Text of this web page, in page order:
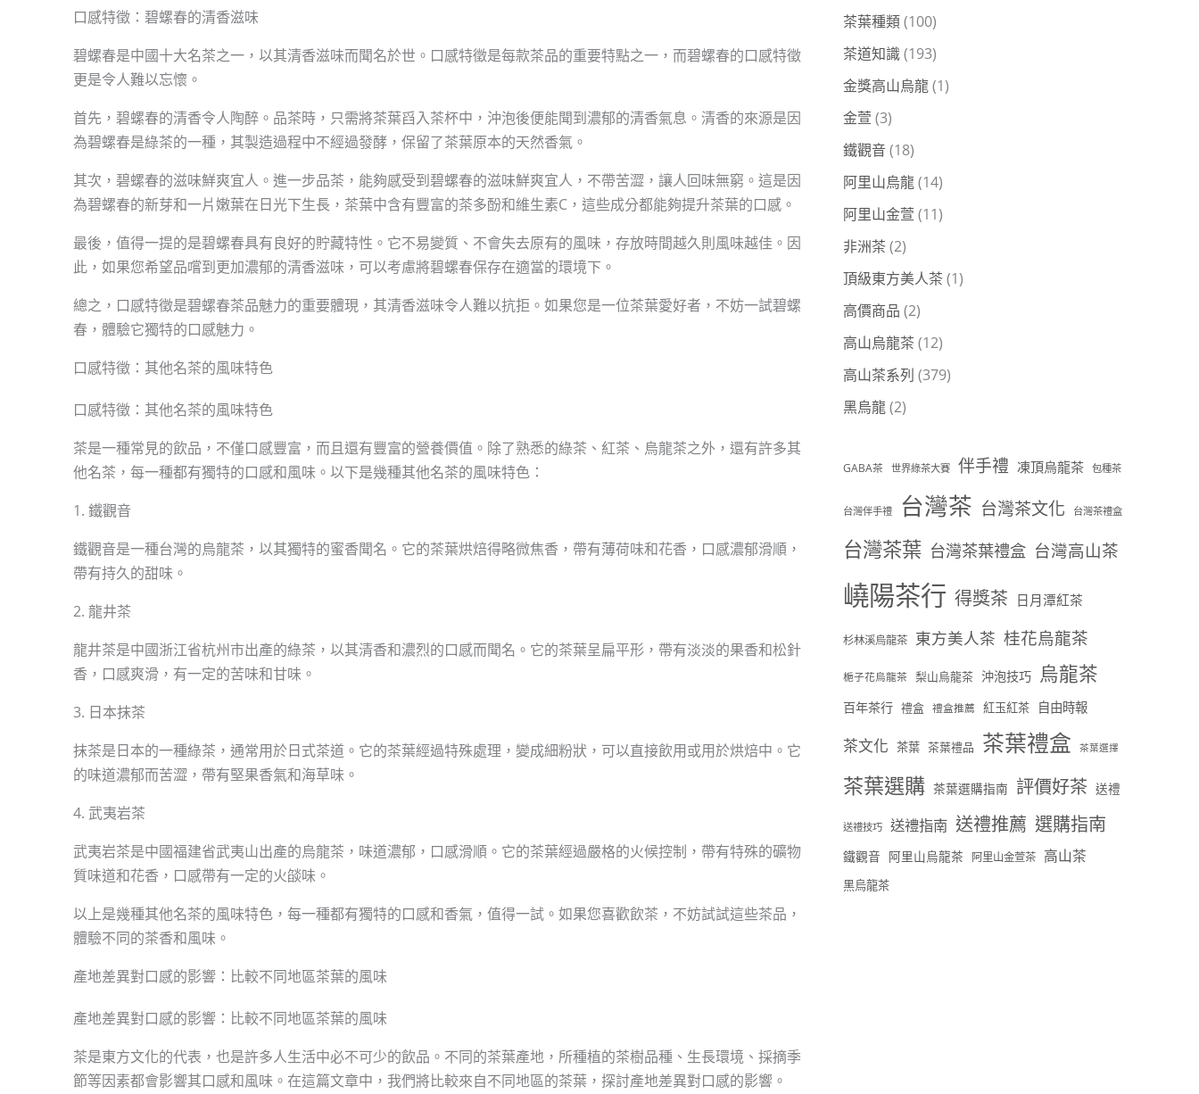
口感特徵：碧螺春的清香滋味
碧螺春是中國十大名茶之一，以其清香滋味而聞名於世。口感特徵是每款茶品的重要特點之一，而碧螺春的口感特徵
更是令人難以忘懷。
首先，碧螺春的清香令人陶醉。品茶時，只需將茶葉舀入茶杯中，沖泡後便能聞到濃郁的清香氣息。清香的來源是因
為碧螺春是綠茶的一種，其製造過程中不經過發酵，保留了茶葉原本的天然香氣。
其次，碧螺春的滋味鮮爽宜人。進一步品茶，能夠感受到碧螺春的滋味鮮爽宜人，不帶苦澀，讓人回味無窮。這是因
為碧螺春的新芽和一片嫩葉在日光下生長，茶葉中含有豐富的茶多酚和維生素C，這些成分都能夠提升茶葉的口感。
最後，值得一提的是碧螺春具有良好的貯藏特性。它不易變質、不會失去原有的風味，存放時間越久則風味越佳。因
此，如果您希望品嚐到更加濃郁的清香滋味，可以考慮將碧螺春保存在適當的環境下。
總之，口感特徵是碧螺春茶品魅力的重要體現，其清香滋味令人難以抗拒。如果您是一位茶葉愛好者，不妨一試碧螺
春，體驗它獨特的口感魅力。
口感特徵：其他名茶的風味特色
口感特徵：其他名茶的風味特色
茶是一種常見的飲品，不僅口感豐富，而且還有豐富的營養價值。除了熟悉的綠茶、紅茶、烏龍茶之外，還有許多其
他名茶，每一種都有獨特的口感和風味。以下是幾種其他名茶的風味特色：
1. 鐵觀音
鐵觀音是一種台灣的烏龍茶，以其獨特的蜜香聞名。它的茶葉烘焙得略微焦香，帶有薄荷味和花香，口感濃郁滑順，
帶有持久的甜味。
2. 龍井茶
龍井茶是中國浙江省杭州市出產的綠茶，以其清香和濃烈的口感而聞名。它的茶葉呈扁平形，帶有淡淡的果香和松針
香，口感爽滑，有一定的苦味和甘味。
3. 日本抹茶
抹茶是日本的一種綠茶，通常用於日式茶道。它的茶葉經過特殊處理，變成細粉狀，可以直接飲用或用於烘焙中。它
的味道濃郁而苦澀，帶有堅果香氣和海草味。
4. 武夷岩茶
武夷岩茶是中國福建省武夷山出產的烏龍茶，味道濃郁，口感滑順。它的茶葉經過嚴格的火候控制，帶有特殊的礦物
質味道和花香，口感帶有一定的火燄味。
以上是幾種其他名茶的風味特色，每一種都有獨特的口感和香氣，值得一試。如果您喜歡飲茶，不妨試試這些茶品，
體驗不同的茶香和風味。
產地差異對口感的影響：比較不同地區茶葉的風味
產地差異對口感的影響：比較不同地區茶葉的風味
茶是東方文化的代表，也是許多人生活中必不可少的飲品。不同的茶葉產地，所種植的茶樹品種、生長環境、採摘季
節等因素都會影響其口感和風味。在這篇文章中，我們將比較來自不同地區的茶葉，探討產地差異對口感的影響。
茶葉種類(100)
茶道知識(193)
金獎高山烏龍(1)
金萱 (3)
鐵觀音 (18)
阿里山烏龍(14)
阿里山金萱 (11)
非洲茶 (2)
頂級東方美人茶 (1)
高價商品 (2)
高山烏龍茶 (12)
高山茶系列 (379)
黑烏龍(2)
GABA茶 世界綠茶大賽 伴手禮 凍頂烏龍茶 包種茶
台灣伴手禮 台灣茶 台灣茶文化 台灣茶禮盒
台灣茶葉 台灣茶葉禮盒 台灣高山茶
嶢陽茶行 得獎茶 日月潭紅茶
杉林溪烏龍茶 東方美人茶 桂花烏龍茶
梔子花烏龍茶 梨山烏龍茶 沖泡技巧 烏龍茶
百年茶行 禮盒 禮盒推薦 紅玉紅茶 自由時報
茶文化 茶葉 茶葉禮品 茶葉禮盒 茶葉選擇
茶葉選購 茶葉選購指南 評價好茶 送禮
送禮技巧 送禮指南 送禮推薦 選購指南
鐵觀音 阿里山烏龍茶 阿里山金萱茶 高山茶
黑烏龍茶